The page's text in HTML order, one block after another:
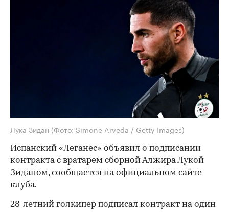
Лука Зидан (Фото: Simone Arveda / Getty Images)
Испанский «Леганес» объявил о подписании
контракта с вратарем сборной Алжира Лукой
Зиданом,сообщается на официальном сайте
клуба.
28-летний голкипер подписал контракт на один